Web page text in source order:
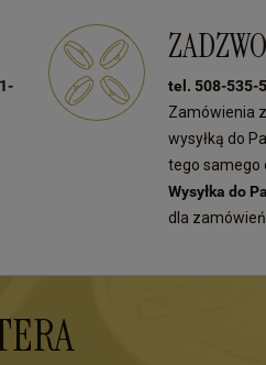
dla nas największa nagroda.
przy kolejnych
tel. 508-535-
Zamówienia
wysyłką do
tego samego
Wysyłka do
dla zamówień